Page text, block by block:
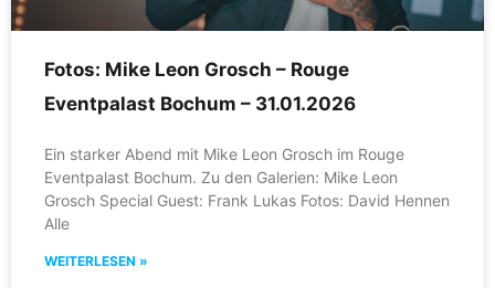
Fotos: Mike Leon Grosch – Rouge
Eventpalast Bochum – 31.01.2026
Ein starker Abend mit Mike Leon Grosch im Rouge
Eventpalast Bochum. Zu den Galerien: Mike Leon
Grosch Special Guest: Frank Lukas Fotos: David Hennen
Alle
WEITERLESEN »